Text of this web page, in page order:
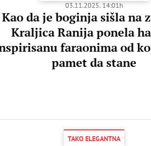
03.11.2025. 14:01h
Kao da je boginja sišla na
Kraljica Ranija ponela
faraonima od
pamet da stane
TAKO ELEGANTNA